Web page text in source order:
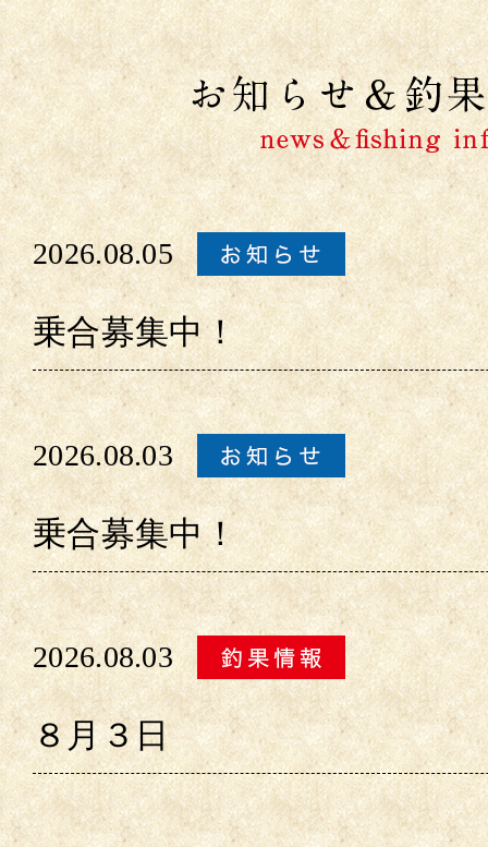
2026.08.05
乗合募集中！
2026.08.03
乗合募集中！
2026.08.03
８月３日